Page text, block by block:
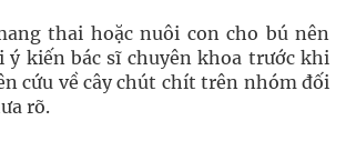
thai hoặc nuôi con cho bú nên
ý kiến bác sĩ chuyên khoa trước khi
cứu về cây chút chít trên nhóm đối
rõ.